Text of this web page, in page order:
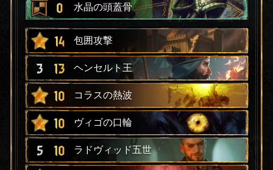
0 水晶の頭蓋骨
14 包囲攻撃
3 13 ヘンセルト王
10 コラスの熱波
10 ヴィゴの口輪
5 10 ラドヴィッド五世